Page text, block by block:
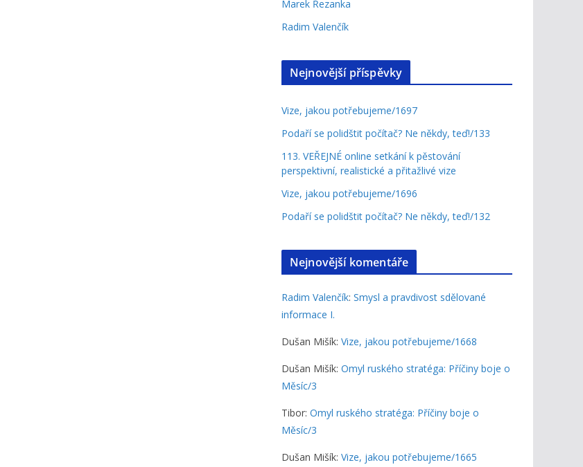
Marek Řezanka
Radim Valenčík
Nejnovější příspěvky
Vize, jakou potřebujeme/1697
Podaří se polidštit počítač? Ne někdy, teď!/133
113. VEŘEJNÉ online setkání k pěstování
perspektivní, realistické a přitažlivé vize
Vize, jakou potřebujeme/1696
Podaří se polidštit počítač? Ne někdy, teď!/132
Nejnovější komentáře
Radim Valenčík: Smysl a pravdivost sdělované
informace I.
Dušan Mišík: Vize, jakou potřebujeme/1668
Dušan Mišík: Omyl ruského stratéga: Příčiny boje o
Měsíc/3
Tibor: Omyl ruského stratéga: Příčiny boje o
Měsíc/3
Dušan Mišík: Vize, jakou potřebujeme/1665